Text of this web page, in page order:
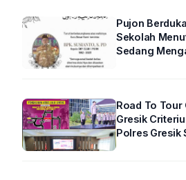
Pujon Berduka, Seorang
Sekolah
Sedang
Road To Tour
Gresik
Polres Gresik